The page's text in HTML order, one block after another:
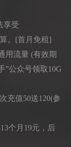
享受
。[首月免租]
用流量 (有效期
”公众号领取10G
充值50送120(参
个月19元，后